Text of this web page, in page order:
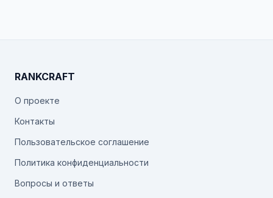
RANKCRAFT
О проекте
Контакты
Пользовательское соглашение
Политика конфиденциальности
Вопросы и ответы